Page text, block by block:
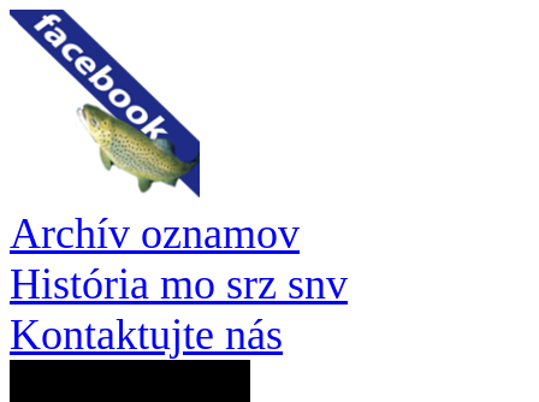
Archív oznamov
História mo srz snv
Kontaktujte nás